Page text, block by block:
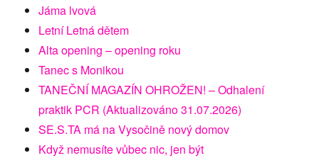
Jáma lvová
Letní Letná dětem
Alta opening – opening roku
Tanec s Monikou
TANEČNÍ MAGAZÍN OHROŽEN! – Odhalení
praktik PCR (Aktualizováno 31.07.2026)
SE.S.TA má na Vysočině nový domov
Když nemusíte vůbec nic, jen být